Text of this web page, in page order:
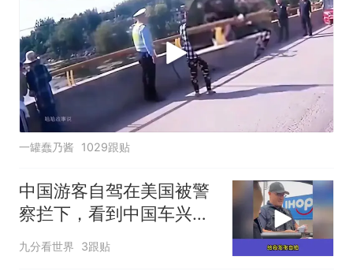
一罐蠢乃酱 1029跟贴
中国游客自驾在美国被警
察拦下，看到中国车兴奋
得把徽章送给游客
九分看世界 3跟贴